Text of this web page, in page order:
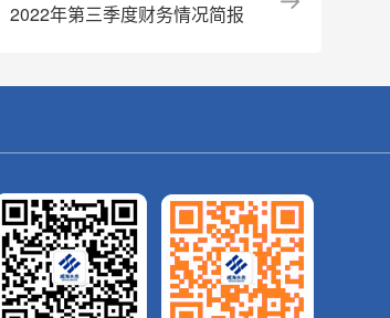
2022年第三季度财务情况简报